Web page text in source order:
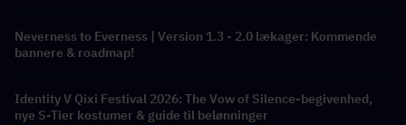
Neverness to Everness | Version 1.3 - 2.0 lækager: Kommende
bannere & roadmap!
Identity V Qixi Festival 2026: The Vow of Silence-begivenhed,
nye S-Tier kostumer & guide til belønninger